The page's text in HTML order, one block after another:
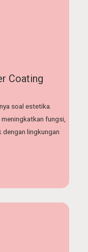
Coating
soal estetika.
fungsi,
dengan lingkungan